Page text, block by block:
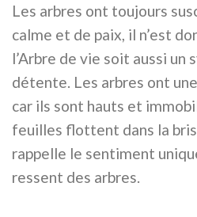
Les arbres ont toujours
calme et de paix, il n’est
l’Arbre de vie soit aussi un
détente. Les arbres ont
car ils sont hauts et
feuilles flottent dans la
rappelle le sentiment
ressent des arbres.